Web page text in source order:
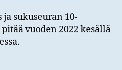
ja sukuseuran 10-
vuoden 2022 kesällä